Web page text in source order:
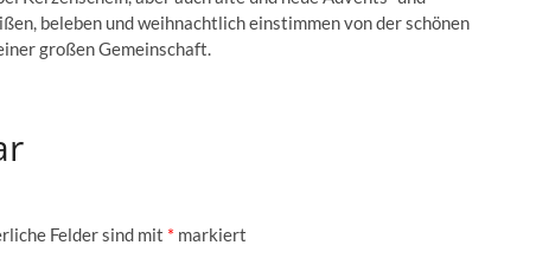
beleben und weihnachtlich einstimmen von der schönen
großen Gemeinschaft.
Felder sind mit * markiert